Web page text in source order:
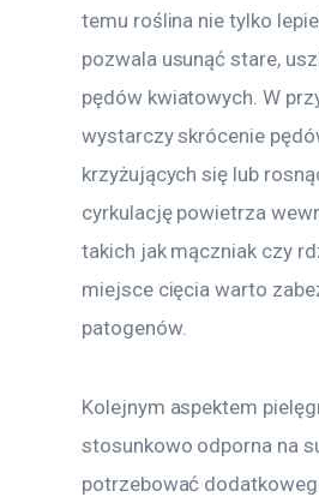
temu roślina nie tylko
pozwala usunąć stare,
pędów kwiatowych. W
wystarczy skrócenie
krzyżujących się lub
cyrkulację powietrza
takich jak mączniak czy
miejsce cięcia warto
patogenów.
Kolejnym aspektem
stosunkowo odporna na
potrzebować